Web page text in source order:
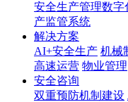
安全生产管理数字
产监管系统
解决方案
AI+安全生产 机械
高速运营 物业管理
安全咨询
双重预防机制建设